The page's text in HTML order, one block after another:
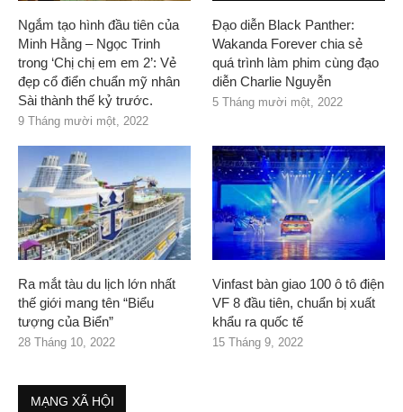
Ngắm tạo hình đầu tiên của
Minh Hằng – Ngọc Trinh
trong ‘Chị chị em em 2’: Vẻ
đẹp cổ điển chuẩn mỹ nhân
Sài thành thế kỷ trước.
9 Tháng mười một, 2022
Đạo diễn Black Panther:
Wakanda Forever chia sẻ
quá trình làm phim cùng đạo
diễn Charlie Nguyễn
5 Tháng mười một, 2022
Ra mắt tàu du lịch lớn nhất
thế giới mang tên “Biểu
tượng của Biển”
28 Tháng 10, 2022
Vinfast bàn giao 100 ô tô điện
VF 8 đầu tiên, chuẩn bị xuất
khẩu ra quốc tế
15 Tháng 9, 2022
MẠNG XÃ HỘI